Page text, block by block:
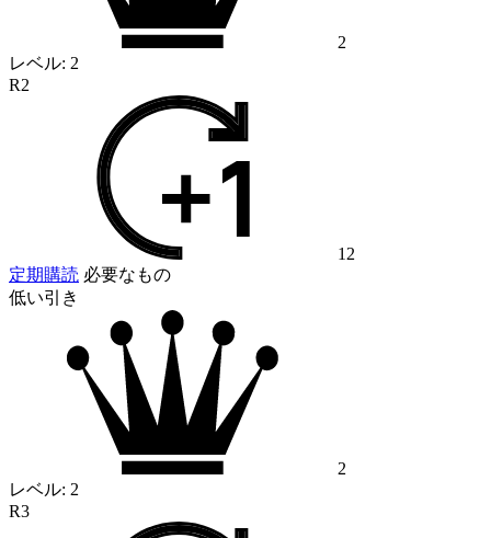
2
レベル: 2
R2
12
定期購読 必要なもの
低い引き
2
レベル: 2
R3